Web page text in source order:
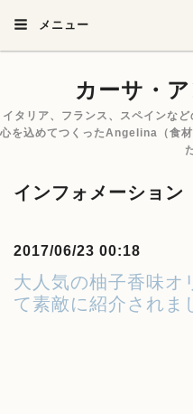
メニュー
カーサ・
イタリア、フランス、スペインな
心を込めてつくったAngelina（食
インフォメーション
2017/06/23 00:18
大人気の柚子香味オ
て素敵に紹介されま